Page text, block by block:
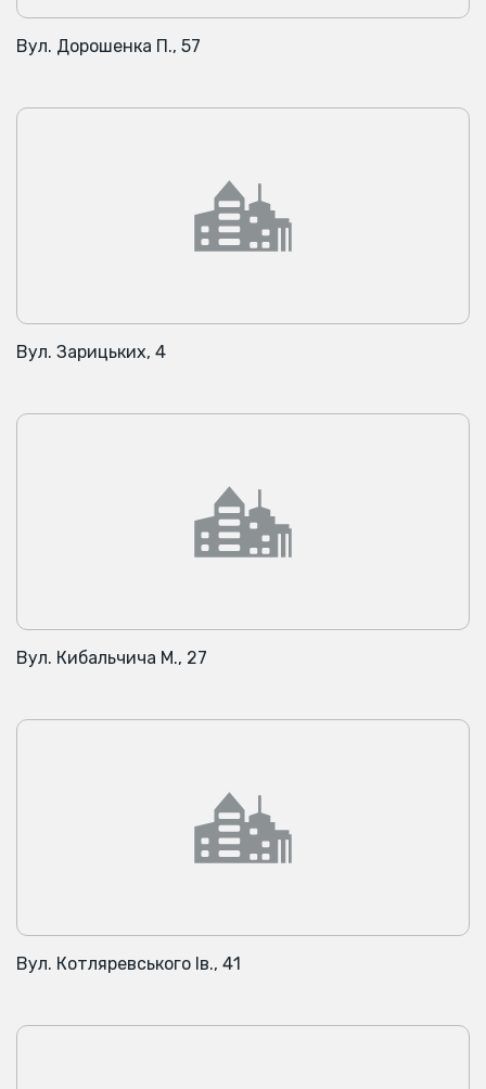
Вул. Дорошенка П., 57
Вул. Зарицьких, 4
Вул. Кибальчича М., 27
Вул. Котляревського Ів., 41